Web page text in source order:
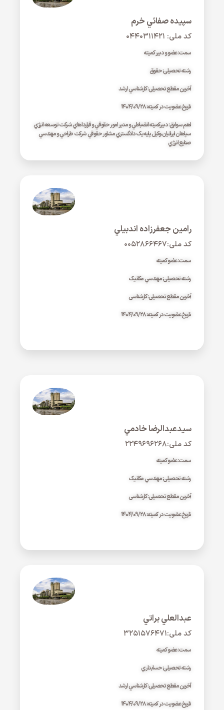
سپيده صفائي خرم
کد ملی: ۰۴۴۰۳۱۱۴۲۱
سمت: عضو و دبیر کمیته
رشته تحصیلی: حقوق
آخرین مقطع تحصیلی: کارشناسي ارشد
تاریخ عضویت در کمیته: ۱۴۰۴/۰۹/۲۸
اهم سوابق: دبيرکميته انضباطي و مدير امور حقوقي و قرارداهاي شرکت توسعه انرژي
سپاهان ايرانيان،وکيل پايه يک دادگستري مشاور حقوقي شرکت طراحي و مهندسي
صنايع انرژي
رامين جعفرزاده اندبيلي
کد ملی:۰۰۵۲۸۶۶۴۶۷
سمت: عضو کمیته
رشته تحصیلی: مهندسي مکانيک
آخرین مقطع تحصیلی: کارشناسی
تاریخ عضویت در کمیته: ۱۴۰۴/۰۹/۲۸
سيدعبدالرضا خادمي
کد ملی:۲۲۴۹۶۹۶۲۶۸
سمت: عضو کمیته
رشته تحصیلی: مهندسي مکانيک
آخرین مقطع تحصیلی: کارشناسی
تاریخ عضویت در کمیته: ۱۴۰۴/۰۹/۲۸
عبدالعلي براتي
کد ملی:۳۲۵۱۵۷۶۴۷۱
سمت: عضو کمیته
رشته تحصیلی: حسابداري
آخرین مقطع تحصیلی: کارشناسي ارشد
تاریخ عضویت در کمیته: ۱۴۰۴/۰۹/۲۸